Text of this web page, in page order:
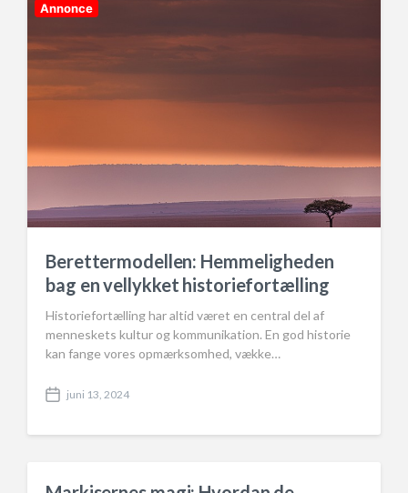
Annonce
Berettermodellen: Hemmeligheden
bag en vellykket historiefortælling
Historiefortælling har altid været en central del af
menneskets kultur og kommunikation. En god historie
kan fange vores opmærksomhed, vække…
P
s
a
juni 13, 2024